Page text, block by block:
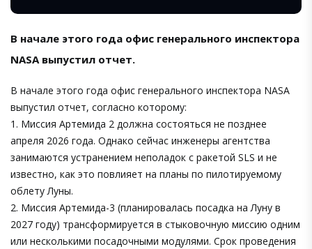
В начале этого года офис генерального инспектора
NASA выпустил отчет.
В начале этого года офис генерального инспектора NASA
выпустил отчет, согласно которому:
1. Миссия Артемида 2 должна состояться не позднее
апреля 2026 года. Однако сейчас инженеры агентства
занимаются устранением неполадок с ракетой SLS и не
известно, как это повлияет на планы по пилотируемому
облету Луны.
2. Миссия Артемида-3 (планировалась посадка на Луну в
2027 году) трансформируется в стыковочную миссию одним
или несколькими посадочными модулями. Срок проведения